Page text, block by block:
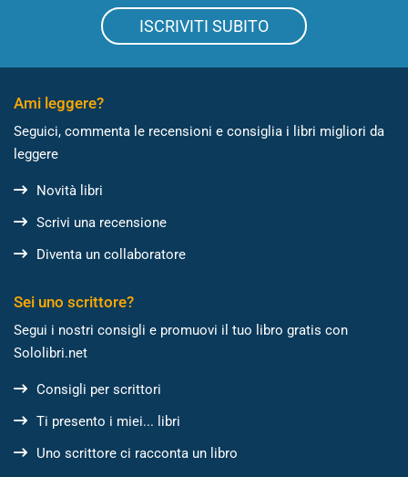
ISCRIVITI SUBITO
Ami leggere?
Seguici, commenta le recensioni e consiglia i libri migliori da
leggere
Novità libri
Scrivi una recensione
Diventa un collaboratore
Sei uno scrittore?
Segui i nostri consigli e promuovi il tuo libro gratis con
Sololibri.net
Consigli per scrittori
Ti presento i miei... libri
Uno scrittore ci racconta un libro